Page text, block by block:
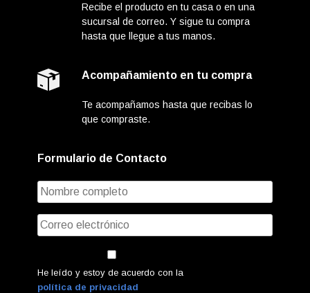
Recibe el producto en tu casa o en una
sucursal de correo. Y sigue tu compra
hasta que llegue a tus manos.
Acompañamiento en tu compra
Te acompañamos hasta que recibas lo
que compraste.
Formulario de Contacto
He leído y estoy de acuerdo con la
política de privacidad